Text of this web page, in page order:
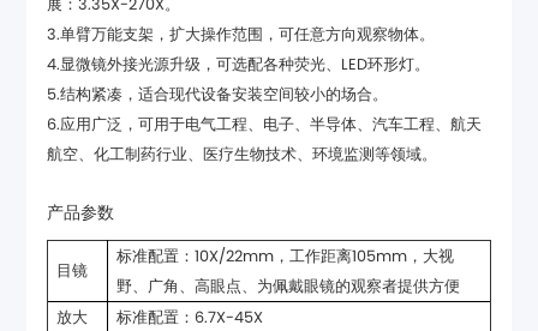
展：3.35X-270X。
3.单臂万能支架，扩大操作范围，可任意方向观察物体。
4.显微镜外接光源升级，可选配各种荧光、LED环形灯。
5.结构紧凑，适合现代设备安装空间较小的场合。
航空、化工制药行业、医疗生物技术、环境监测等领域。
产品参数
目镜
野、广角、高眼点、为佩戴眼镜的观察者提供方便
标准配置：6.7X-45X